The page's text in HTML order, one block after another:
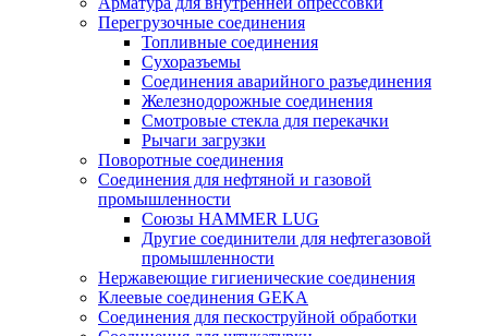
Перегрузочные соединения
Топливные соединения
Сухоразъемы
Соединения аварийного разъединения
Железнодорожные соединения
Смотровые стекла для перекачки
Рычаги загрузки
Поворотные соединения
Соединения для нефтяной и газовой
промышленности
Союзы HAMMER LUG
Другие соединители для нефтегазовой
промышленности
Нержавеющие гигиенические соединения
Клеевые соединения GEKA
Соединения для пескоструйной обработки